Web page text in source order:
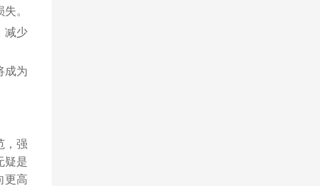
。
减少
成为
，强
疑是
更高